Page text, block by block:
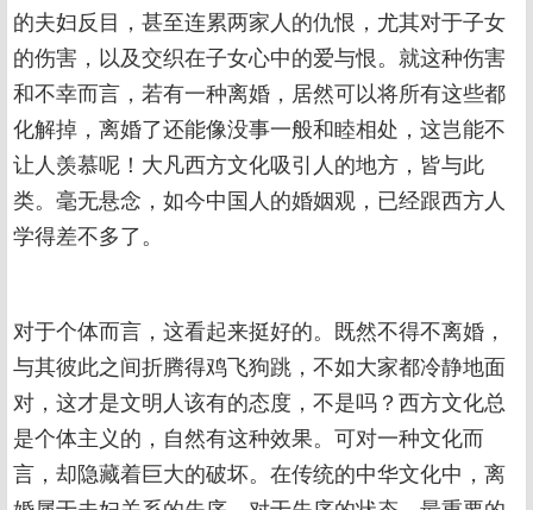
的夫妇反目，甚至连累两家人的仇恨，尤其对于子女
的伤害，以及交织在子女心中的爱与恨。就这种伤害
和不幸而言，若有一种离婚，居然可以将所有这些都
化解掉，离婚了还能像没事一般和睦相处，这岂能不
让人羡慕呢！大凡西方文化吸引人的地方，皆与此
类。毫无悬念，如今中国人的婚姻观，已经跟西方人
学得差不多了。
对于个体而言，这看起来挺好的。既然不得不离婚，
与其彼此之间折腾得鸡飞狗跳，不如大家都冷静地面
对，这才是文明人该有的态度，不是吗？西方文化总
是个体主义的，自然有这种效果。可对一种文化而
言，却隐藏着巨大的破坏。在传统的中华文化中，离